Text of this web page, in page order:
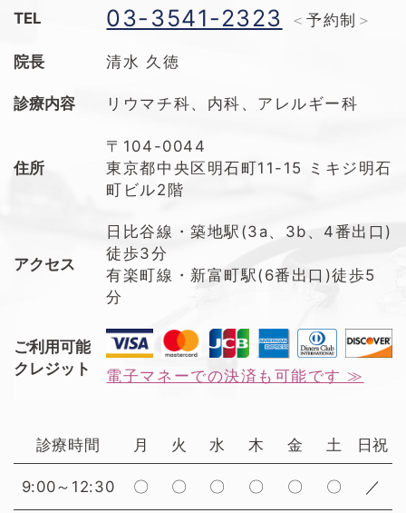
TEL 03-3541-2323 予約制
院長 清水 久徳
診療内容 リウマチ科、内科、アレルギー科
住所
〒104-0044
東京都中央区明石町11-15 ミキジ明石
町ビル2階
アクセス
日比谷線・築地駅(3a、3b、4番出口)
徒歩3分
有楽町線・新富町駅(6番出口)徒歩5
分
ご利用可能
クレジット
電子マネーでの決済も可能です ≫
診療時間 月 火 水 木 金 土 日祝
9:00～12:30 〇 〇 〇 〇 〇 〇 ／